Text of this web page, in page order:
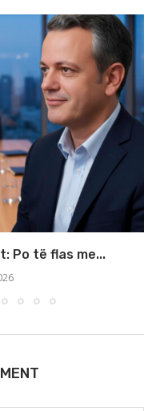
Po të flas me...